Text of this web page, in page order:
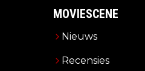
MOVIESCENE
Nieuws
Recensies